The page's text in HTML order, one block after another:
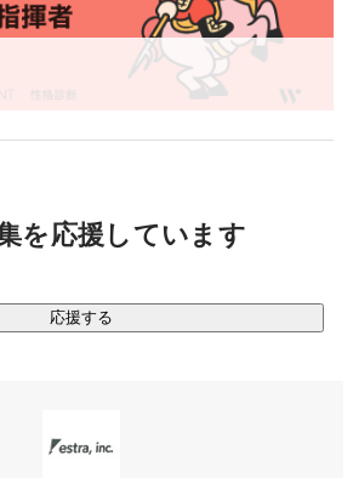
開発の案件を保証する選抜コミュニテ
が高い人材の輩出に努めています。
しています。
ランスエンジニアをご紹介するエージ
自社で育成した人材を中心にサービス
を応援しています
応援する